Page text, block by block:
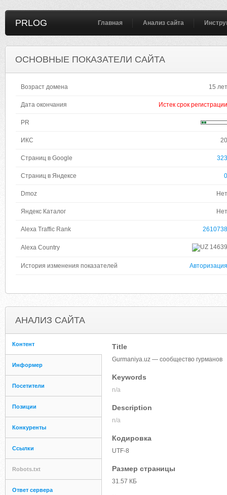
PRLOG Главная Анализ сайта
ОСНОВНЫЕ ПОКАЗАТЕЛИ САЙТА
Возраст домена 15 лет
Дата окончания Истек срок регистрации
PR
ИКС 20
Страниц в Google 323
Страниц в Яндексе 0
Dmoz Нет
Яндекс Каталог Нет
Alexa Traffic Rank 2610738
Alexa Country 14639
История изменения показателей Авторизация
АНАЛИЗ САЙТА
Контент
Информер
Посетители
Позиции
Конкуренты
Ссылки
Robots.txt
Ответ сервера
Title
Gurmaniya.uz — сообщество гурманов
Keywords
n/a
Description
n/a
Кодировка
UTF-8
Размер страницы
31.57 КБ